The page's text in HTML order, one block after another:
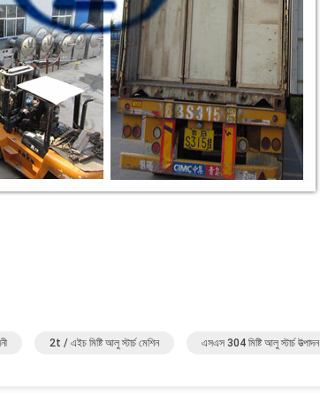
2t / এইচ মিষ্টি আলু স্টার্চ মেশিন এসএস 304 মিষ্টি আলু স্টার্চ